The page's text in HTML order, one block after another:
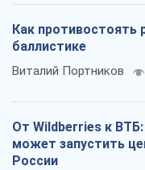
Как противостоять
баллистике
Виталий Портников
От Wildberries к
может запустить
России